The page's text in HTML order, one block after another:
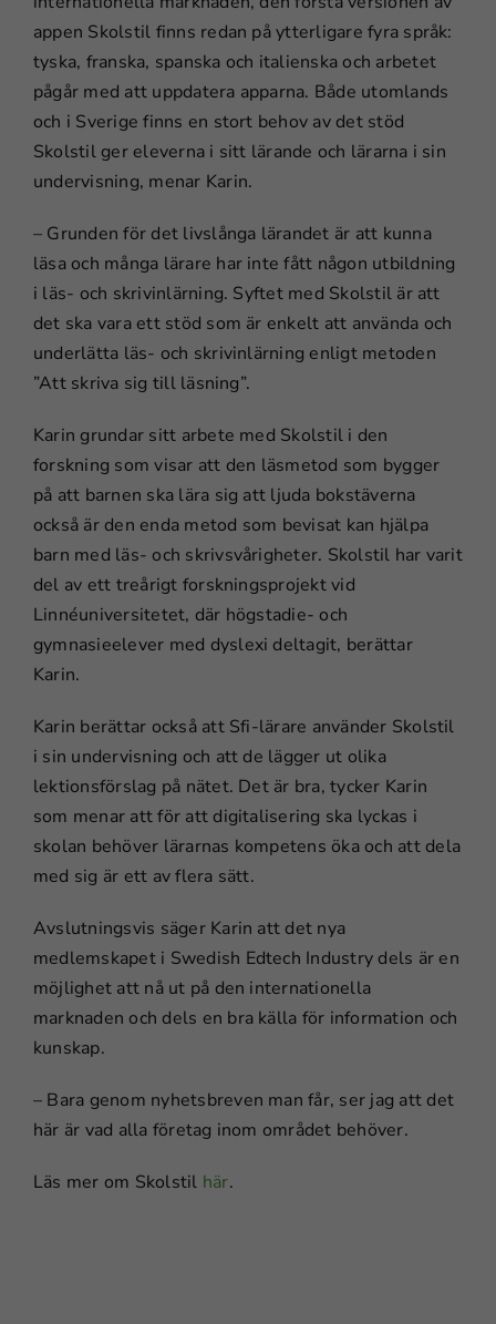
appen Skolstil finns redan på ytterligare fyra språk:
tyska, franska, spanska och italienska och arbetet
pågår med att uppdatera apparna. Både utomlands
och i Sverige finns en stort behov av det stöd
Skolstil ger eleverna i sitt lärande och lärarna i sin
undervisning, menar Karin.
– Grunden för det livslånga lärandet är att kunna
läsa och många lärare har inte fått någon utbildning
i läs- och skrivinlärning. Syftet med Skolstil är att
det ska vara ett stöd som är enkelt att använda och
underlätta läs- och skrivinlärning enligt metoden
”Att skriva sig till läsning”.
Karin grundar sitt arbete med Skolstil i den
forskning som visar att den läsmetod som bygger
på att barnen ska lära sig att ljuda bokstäverna
också är den enda metod som bevisat kan hjälpa
barn med läs- och skrivsvårigheter. Skolstil har varit
del av ett treårigt forskningsprojekt vid
Linnéuniversitetet, där högstadie- och
gymnasieelever med dyslexi deltagit, berättar
Karin.
Karin berättar också att Sfi-lärare använder Skolstil
i sin undervisning och att de lägger ut olika
lektionsförslag på nätet. Det är bra, tycker Karin
som menar att för att digitalisering ska lyckas i
skolan behöver lärarnas kompetens öka och att dela
med sig är ett av flera sätt.
Avslutningsvis säger Karin att det nya
medlemskapet i Swedish Edtech Industry dels är en
möjlighet att nå ut på den internationella
marknaden och dels en bra källa för information och
kunskap.
– Bara genom nyhetsbreven man får, ser jag att det
här är vad alla företag inom området behöver.
Läs mer om Skolstil här.